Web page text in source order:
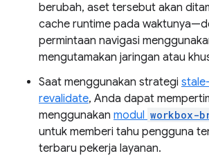
berubah, aset tersebut akan
cache runtime pada
permintaan navigasi
mengutamakan jaringan atau
Saat menggunakan strategi
revalidate, Anda dapat
menggunakan modul workbox-
untuk memberi tahu pengguna
terbaru pekerja layanan.